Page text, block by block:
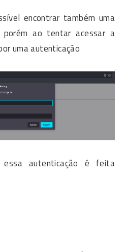
encontrar também uma
ao tentar acessar a
uma autenticação
autenticação é feita